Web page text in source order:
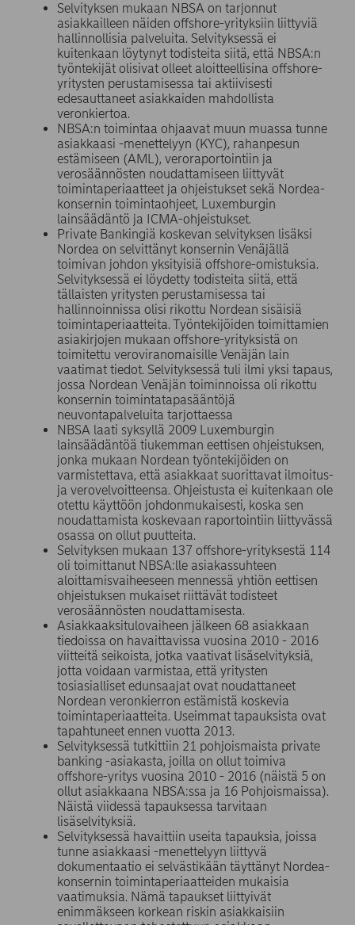
Selvityksen mukaan NBSA on tarjonnut
asiakkailleen näiden offshore-yrityksiin liittyviä
hallinnollisia palveluita. Selvityksessä ei
kuitenkaan löytynyt todisteita siitä, että NBSA:n
työntekijät olisivat olleet aloitteellisina offshore-
yritysten perustamisessa tai aktiivisesti
edesauttaneet asiakkaiden mahdollista
veronkiertoa.
NBSA:n toimintaa ohjaavat muun muassa tunne
asiakkaasi -menettelyyn (KYC), rahanpesun
estämiseen (AML), veroraportointiin ja
verosäännösten noudattamiseen liittyvät
toimintaperiaatteet ja ohjeistukset sekä Nordea-
konsernin toimintaohjeet, Luxemburgin
lainsäädäntö ja ICMA-ohjeistukset.
Private Bankingiä koskevan selvityksen lisäksi
Nordea on selvittänyt konsernin Venäjällä
toimivan johdon yksityisiä offshore-omistuksia.
Selvityksessä ei löydetty todisteita siitä, että
tällaisten yritysten perustamisessa tai
hallinnoinnissa olisi rikottu Nordean sisäisiä
toimintaperiaatteita. Työntekijöiden toimittamien
asiakirjojen mukaan offshore-yrityksistä on
toimitettu veroviranomaisille Venäjän lain
vaatimat tiedot. Selvityksessä tuli ilmi yksi tapaus,
jossa Nordean Venäjän toiminnoissa oli rikottu
konsernin toimintatapasääntöjä
neuvontapalveluita tarjottaessa
NBSA laati syksyllä 2009 Luxemburgin
lainsäädäntöä tiukemman eettisen ohjeistuksen,
jonka mukaan Nordean työntekijöiden on
varmistettava, että asiakkaat suorittavat ilmoitus-
ja verovelvoitteensa. Ohjeistusta ei kuitenkaan ole
otettu käyttöön johdonmukaisesti, koska sen
noudattamista koskevaan raportointiin liittyvässä
osassa on ollut puutteita.
Selvityksen mukaan 137 offshore-yrityksestä 114
oli toimittanut NBSA:lle asiakassuhteen
aloittamisvaiheeseen mennessä yhtiön eettisen
ohjeistuksen mukaiset riittävät todisteet
verosäännösten noudattamisesta.
Asiakkaaksitulovaiheen jälkeen 68 asiakkaan
tiedoissa on havaittavissa vuosina 2010 - 2016
viitteitä seikoista, jotka vaativat lisäselvityksiä,
jotta voidaan varmistaa, että yritysten
tosiasialliset edunsaajat ovat noudattaneet
Nordean veronkierron estämistä koskevia
toimintaperiaatteita. Useimmat tapauksista ovat
tapahtuneet ennen vuotta 2013.
Selvityksessä tutkittiin 21 pohjoismaista private
banking -asiakasta, joilla on ollut toimiva
offshore-yritys vuosina 2010 - 2016 (näistä 5 on
ollut asiakkaana NBSA:ssa ja 16 Pohjoismaissa).
Näistä viidessä tapauksessa tarvitaan
lisäselvityksiä.
Selvityksessä havaittiin useita tapauksia, joissa
tunne asiakkaasi -menettelyyn liittyvä
dokumentaatio ei selvästikään täyttänyt Nordea-
konsernin toimintaperiaatteiden mukaisia
vaatimuksia. Nämä tapaukset liittyivät
enimmäkseen korkean riskin asiakkaisiin